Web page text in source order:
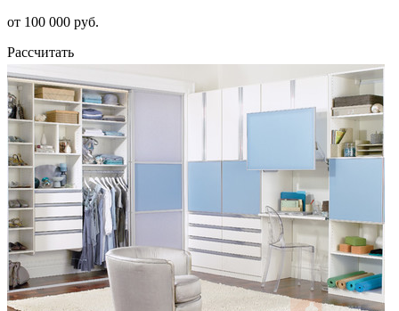
от 100 000 руб.
Рассчитать